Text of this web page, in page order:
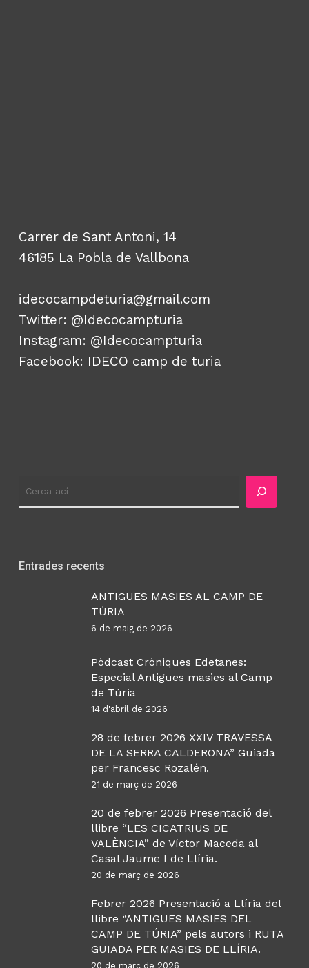
Carrer de Sant Antoni, 14
46185 La Pobla de Vallbona
idecocampdeturia@gmail.com
Twitter: @Idecocampturia
Instagram: @Idecocampturia
Facebook: IDECO camp de turia
Cercador
Entrades recents
ANTIGUES MASIES AL CAMP DE
TÚRIA
6 de maig de 2026
Pòdcast Cròniques Edetanes:
Especial Antigues masies al Camp
de Túria
14 d'abril de 2026
28 de febrer 2026 XXIV TRAVESSA
DE LA SERRA CALDERONA” Guiada
per Francesc Rozalén.
21 de març de 2026
20 de febrer 2026 Presentació del
llibre “LES CICATRIUS DE
VALÈNCIA” de Víctor Maceda al
Casal Jaume I de Llíria.
20 de març de 2026
Febrer 2026 Presentació a Llíria del
llibre “ANTIGUES MASIES DEL
CAMP DE TÚRIA” pels autors i RUTA
GUIADA PER MASIES DE LLÍRIA.
20 de març de 2026